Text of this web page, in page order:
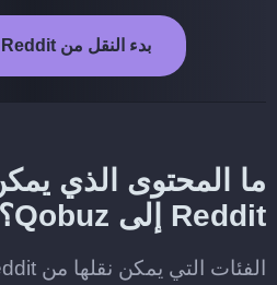
بدء النقل من Reddit إلى Qobuz
ما المحتوى الذي
Reddit إلى Qobuz؟